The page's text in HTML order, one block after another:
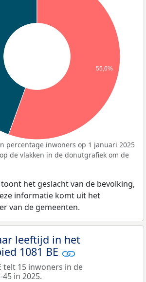
55,6%
percentage inwoners op 1 januari 2025
de vlakken in de donutgrafiek om de
het geslacht van de bevolking,
informatie komt uit het
van de gemeenten.
leeftijd in het
1081 BE
telt 15 inwoners in de
in 2025.